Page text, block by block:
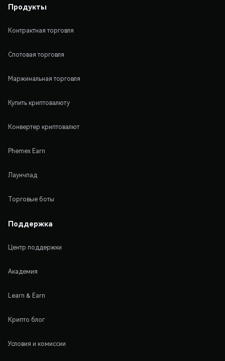
Продукты
Контрактная торговля
Спотовая торговля
Маржинальная торговля
Купить криптовалюту
Конвертер криптовалют
Phemex Earn
Лаунчпад
Торговые боты
Поддержка
Центр поддержки
Академия
Learn & Earn
Крипто блог
Условия и комиссии